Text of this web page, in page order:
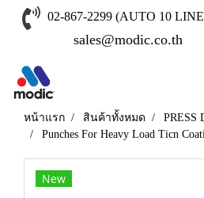
02-867-2299 (AUTO 10
sales@modic.co.th
หน้าแรก สินค้าทั้งหมด
PRESS
Punches For Heavy Load Ticn
New